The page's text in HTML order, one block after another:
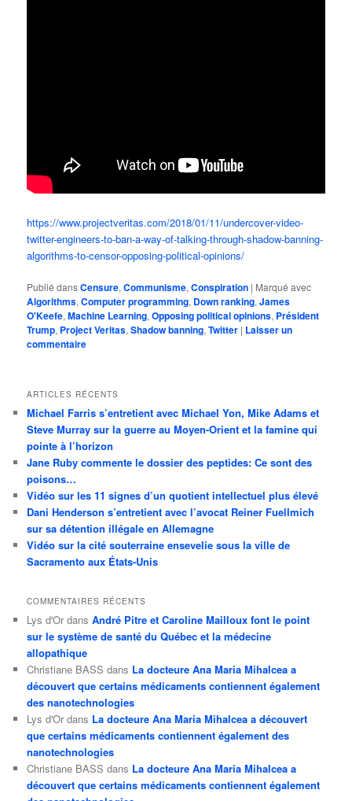
https://www.projectveritas.com/2018/01/11/undercover-video-
twitter-engineers-to-ban-a-way-of-talking-through-shadow-banning-
algorithms-to-censor-opposing-political-opinions/
Publié dansCensure,Communisme,Conspiration | Marqué avec
Algorithms,Computer programming, Down ranking,James
O'Keefe,Machine Learning,Opposing political opinions, Président
Trump, Project Veritas,Shadow banning,Twitter | Laisser un
commentaire
ARTICLES RÉCENTS
Michael Farris s’entretient avec Michael Yon, Mike Adams et
Steve Murray sur la guerre au Moyen-Orient et la famine qui
pointe à l’horizon
Jane Ruby commente le dossier des peptides: Ce sont des
poisons…
Vidéo sur les 11 signes d’un quotient intellectuel plus élevé
Dani Henderson s’entretient avec l’avocat Reiner Fuellmich
sur sa détention illégale en Allemagne
Vidéo sur la cité souterraine ensevelie sous la ville de
Sacramento aux États-Unis
COMMENTAIRES RÉCENTS
Lys d'Or dansAndré Pitre et Caroline Mailloux font le point
sur le système de santé du Québec et la médecine
allopathique
Christiane BASS dans La docteure Ana Maria Mihalcea a
découvert que certains médicaments contiennent également
des nanotechnologies
Lys d'Or dans La docteure Ana Maria Mihalcea a découvert
que certains médicaments contiennent également des
nanotechnologies
Christiane BASS dans La docteure Ana Maria Mihalcea a
découvert que certains médicaments contiennent également